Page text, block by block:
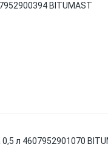
BITUMAST
л 4607952901070